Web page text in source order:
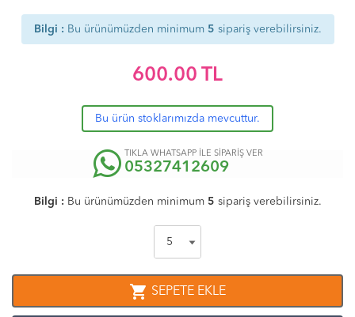
Bilgi : Bu ürünümüzden minimum 5 sipariş verebilirsiniz.
600.00 TL
Bu ürün stoklarımızda mevcuttur.
TIKLA WHATSAPP İLE SİPARİŞ VER
05327412609
Bilgi : Bu ürünümüzden minimum 5 sipariş verebilirsiniz.
shopping_cart SEPETE EKLE